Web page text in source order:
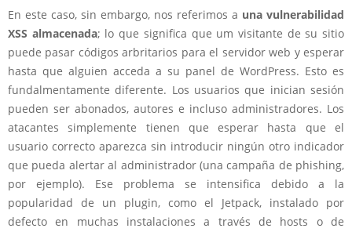
En este caso, sin embargo, nos referimos a una vulnerabilidad
XSS almacenada; lo que significa que um visitante de su sitio
puede pasar códigos arbritarios para el servidor web y esperar
hasta que alguien acceda a su panel de WordPress. Esto es
fundalmentamente diferente. Los usuarios que inician sesión
pueden ser abonados, autores e incluso administradores. Los
atacantes simplemente tienen que esperar hasta que el
usuario correcto aparezca sin introducir ningún otro indicador
que pueda alertar al administrador (una campaña de phishing,
por ejemplo). Ese problema se intensifica debido a la
popularidad de un plugin, como el Jetpack, instalado por
defecto en muchas instalaciones a través de hosts o de